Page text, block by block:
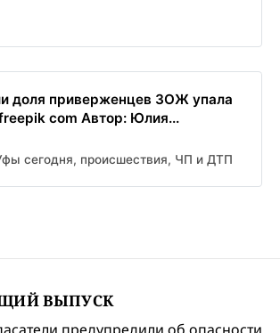
доля приверженцев ЗОЖ упала
com Автор: Юлия...
сегодня, происшествия, ЧП и ДТП
ВЫПУСК